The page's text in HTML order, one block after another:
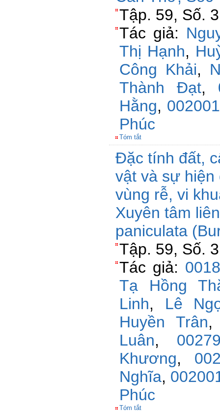
Tập. 59, Số.
Tác giả:
Thị Hạnh,
Công Khải,
Thành Đạt,
Hằng,
Phúc
Tóm tắt
Đặc tính đất,
vật và sự hiện
vùng rễ, vi
Xuyên tâm
paniculata
Tập. 59, Số.
Tác giả:
Tạ Hồng
Linh, Lê
Huyền Trân
Luân,
Khương,
Nghĩa,
Phúc
Tóm tắt